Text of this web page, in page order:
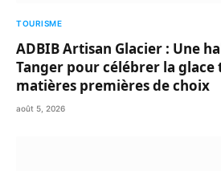
TOURISME
ADBIB Artisan Glacier : Une
Tanger pour célébrer la
matières premières de choix
août 5, 2026